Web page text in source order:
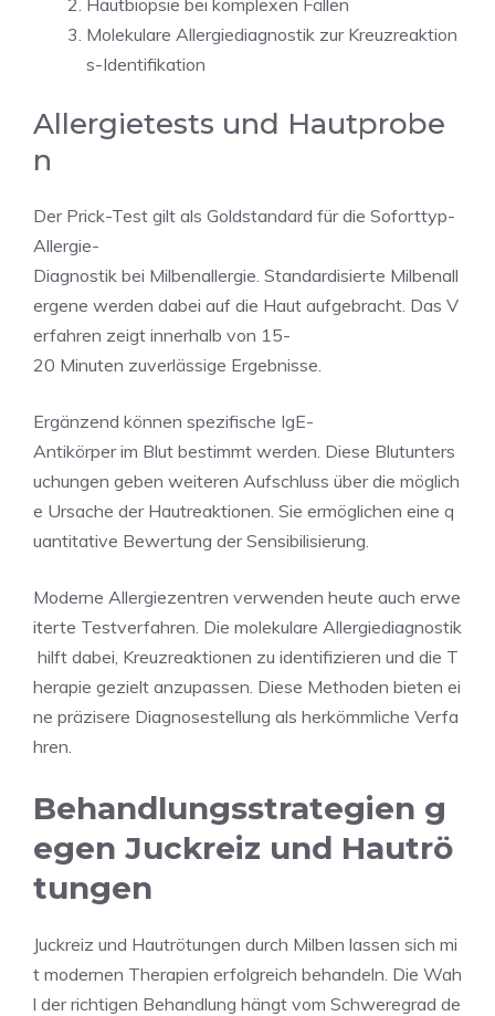
Molekulare Allergiediagnostik zur Kreuzreaktion
s-Identifikation
Allergietests und Hautprobe
n
Der Prick-Test gilt als Goldstandard für die Soforttyp-
Allergie-
Diagnostik bei Milbenallergie. Standardisierte Milbenall
ergene werden dabei auf die Haut aufgebracht. Das V
erfahren zeigt innerhalb von 15-
20 Minuten zuverlässige Ergebnisse.
Ergänzend können spezifische IgE-
Antikörper im Blut bestimmt werden. Diese Blutunters
uchungen geben weiteren Aufschluss über die möglich
e Ursache der Hautreaktionen. Sie ermöglichen eine q
uantitative Bewertung der Sensibilisierung.
Moderne Allergiezentren verwenden heute auch erwe
iterte Testverfahren. Die molekulare Allergiediagnostik
hilft dabei, Kreuzreaktionen zu identifizieren und die T
herapie gezielt anzupassen. Diese Methoden bieten ei
ne präzisere Diagnosestellung als herkömmliche Verfa
hren.
Behandlungsstrategien g
egen Juckreiz und Hautrö
tungen
Juckreiz und Hautrötungen durch Milben lassen sich mi
t modernen Therapien erfolgreich behandeln. Die Wah
l der richtigen Behandlung hängt vom Schweregrad de